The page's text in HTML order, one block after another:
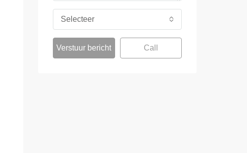
Selecteer
Verstuur bericht Call